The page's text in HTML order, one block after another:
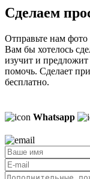
Сделаем
Отправьте нам фото
Вам бы хотелось
изучит и
помочь. Сделает
бесплатно.
Whatsapp